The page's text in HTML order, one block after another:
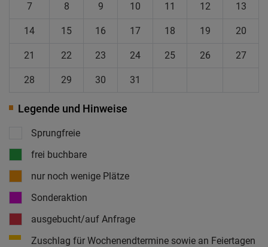
7 8 9 10 11 12 13
14 15 16 17 18 19 20
21 22 23 24 25 26 27
28 29 30 31
Legende und Hinweise
Sprungfreie
frei buchbare
nur noch wenige Plätze
Sonderaktion
ausgebucht/auf Anfrage
Zuschlag für Wochenendtermine sowie an Feiertagen